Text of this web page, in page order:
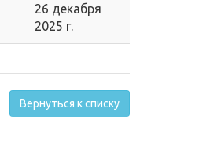
26 декабря
2025 г.
Вернуться к списку